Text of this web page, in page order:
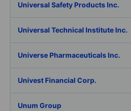
Universal Safety Products Inc.
Universal Technical Institute Inc.
Universe Pharmaceuticals Inc.
Univest Financial Corp.
Unum Group